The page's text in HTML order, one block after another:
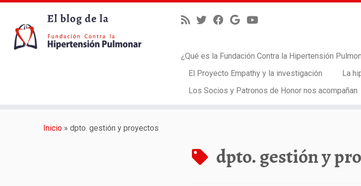
¿Qué es la Fundación Contra la Hipertensión
El Proyecto Empathy y la investigación
La
Los Socios y Patronos de Honor nos acompañan
Inicio » dpto. gestión y proyectos
dpto. gestión y